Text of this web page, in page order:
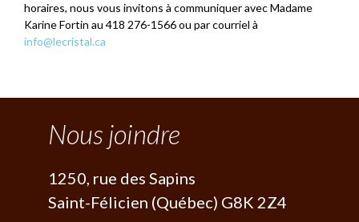
horaires, nous vous invitons à communiquer avec Madame
Karine Fortin au 418 276-1566 ou par courriel à
info@lecristal.ca
Nous joindre
1250, rue des Sapins
Saint-Félicien (Québec) G8K 2Z4